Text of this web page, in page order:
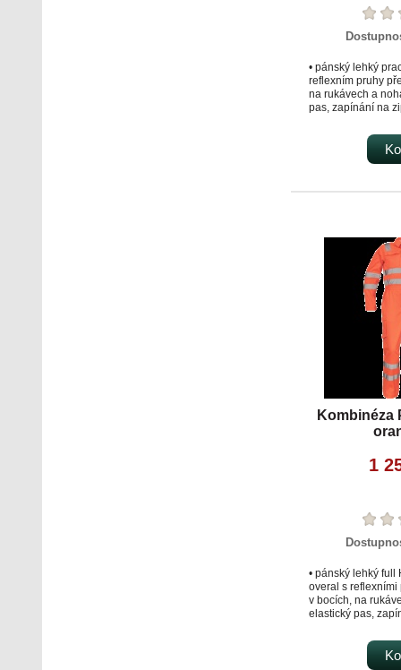
• pánský lehký
reflexním pruhy
na rukávech a
pas, zapínání na
kapsička na
stehenní kapsa •
klopou, 2 zadní
Kombinéza
1
• pánský lehký full
overal s reflexními
v bocích, na
elastický pas,
1 kapsička na
stehenní kapsa •
klopou • 2 zadní